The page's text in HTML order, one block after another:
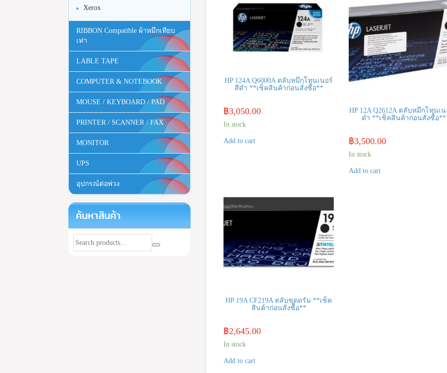
HP 124A Q6000A ตลับหมึกโทนเนอร์
สีดำ **เช็คสินค้าก่อนสั่งซื้อ**
฿3,050.00
In stock
Add to cart
HP 12A Q2612A ตลับหมึกโทนเ
ดำ **เช็คสินค้าก่อนสั่งซื้อ**
฿3,500.00
In stock
Add to cart
HP 19A CF219A ตลับชุดดรัม **เช็ค
สินค้าก่อนสั่งซื้อ**
฿2,645.00
In stock
Add to cart
Xerox
RIBBON Compatible ผ้าหมึกเทียบ
เท่า
LABLE TAPE
COMPUTER & NOTEBOOK
MOUSE / KEYBOARD / PAD
PRINTER / SCANNER / FAX
MONITOR
UPS
อุปกรณ์ต่อพ่วง
ค้นหาสินค้า